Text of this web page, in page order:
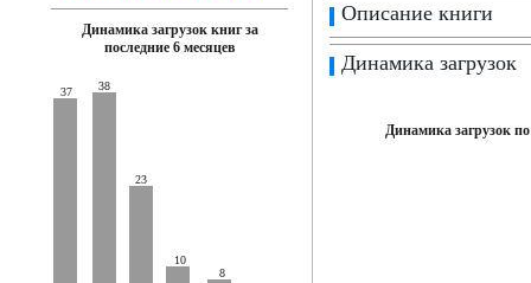
Динамика загрузок книг за
последние 6 месяцев
37 38
23
10
8
Описание книги
Динамика загрузок
Динамика загрузок